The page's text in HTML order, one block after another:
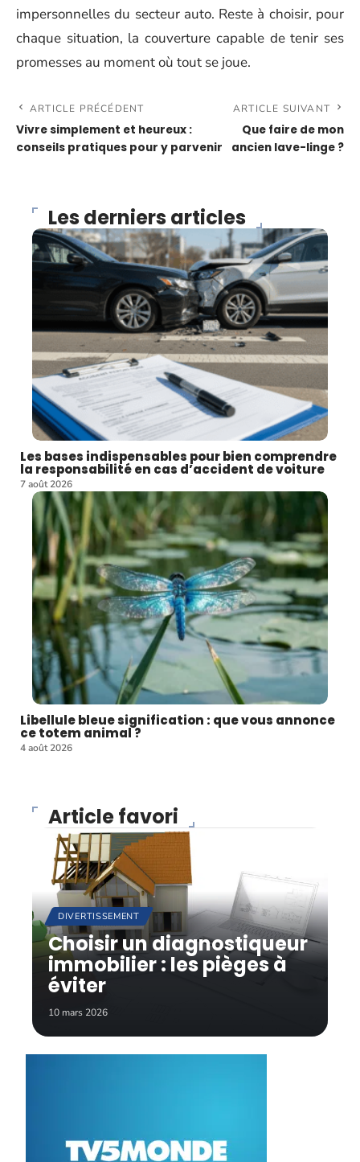
impersonnelles du secteur auto. Reste à choisir, pour
chaque situation, la couverture capable de tenir ses
promesses au moment où tout se joue.
ARTICLE PRÉCÉDENT
Vivre simplement et heureux :
conseils pratiques pour y parvenir
ARTICLE SUIVANT
Que faire de mon
ancien lave-linge ?
Les derniers articles
Les bases indispensables pour bien comprendre
la responsabilité en cas d’accident de voiture
7 août 2026
Libellule bleue signification : que vous annonce
ce totem animal ?
4 août 2026
Article favori
DIVERTISSEMENT
Choisir un diagnostiqueur
immobilier : les pièges à
éviter
10 mars 2026